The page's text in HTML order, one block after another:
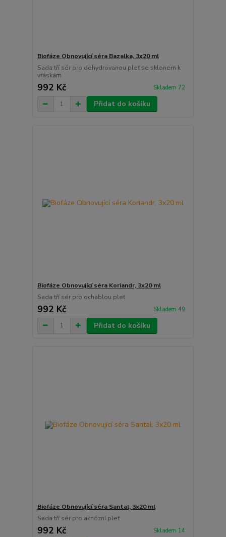
Biofáze Obnovující séra Bazalka, 3x20 ml
Sada tří sér pro dehydrovanou pleť se sklonem k
vráskám
992 Kč Skladem 72
Přidat do košíku
Biofáze Obnovující séra Koriandr, 3x20 ml
Sada tří sér pro ochablou pleť
992 Kč Skladem 49
Přidat do košíku
Biofáze Obnovující séra Santal, 3x20 ml
Sada tří sér pro aknózní pleť
992 Kč Skladem 14